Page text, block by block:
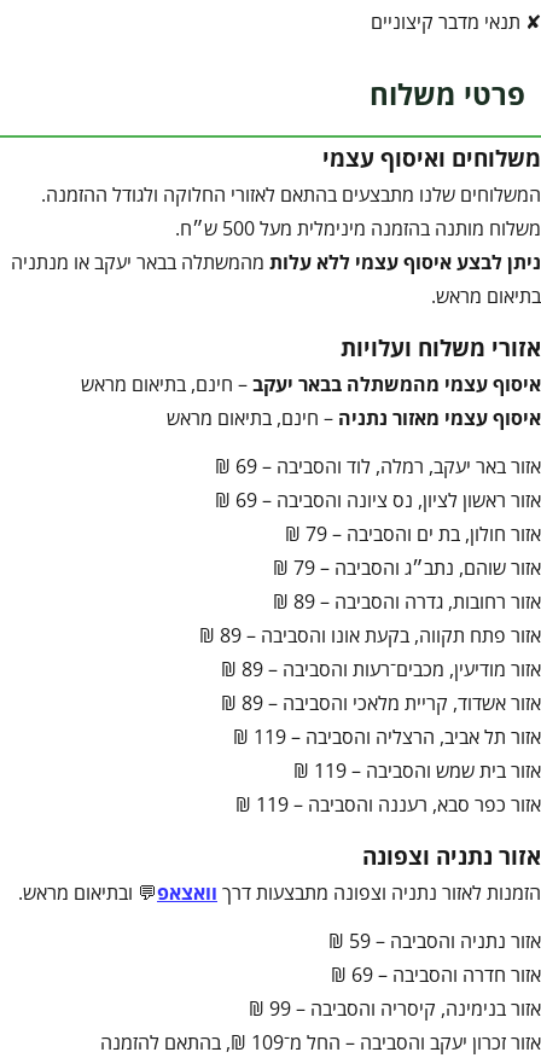
✘ תנאי מדבר קיצוניים
פרטי משלוח
משלוחים ואיסוף עצמי
המשלוחים שלנו מתבצעים בהתאם לאזורי החלוקה ולגודל ההזמנה.
משלוח מותנה בהזמנה מינימלית מעל 500 ש״ח.
ניתן לבצע איסוף עצמי ללא עלות מהמשתלה בבאר יעקב או מנתניה
בתיאום מראש.
אזורי משלוח ועלויות
איסוף עצמי מהמשתלה בבאר יעקב– חינם, בתיאום מראש
איסוף עצמי מאזור נתניה – חינם, בתיאום מראש
אזור באר יעקב, רמלה, לוד והסביבה – 69 ₪
אזור ראשון לציון, נס ציונה והסביבה – 69 ₪
אזור חולון, בת ים והסביבה – 79 ₪
אזור שוהם, נתב״ג והסביבה – 79 ₪
אזור רחובות, גדרה והסביבה – 89 ₪
אזור פתח תקווה, בקעת אונו והסביבה – 89 ₪
אזור מודיעין, מכבים־רעות והסביבה – 89 ₪
אזור אשדוד, קריית מלאכי והסביבה – 89 ₪
אזור תל אביב, הרצליה והסביבה – 119 ₪
אזור בית שמש והסביבה – 119 ₪
אזור כפר סבא, רעננה והסביבה – 119 ₪
אזור נתניה וצפונה
הזמנות לאזור נתניה וצפונה מתבצעות דרך וואצאפ💬 ובתיאום מראש.
אזור נתניה והסביבה – 59 ₪
אזור חדרה והסביבה – 69 ₪
אזור בנימינה, קיסריה והסביבה – 99 ₪
אזור זכרון יעקב והסביבה – החל מ־109 ₪, בהתאם להזמנה